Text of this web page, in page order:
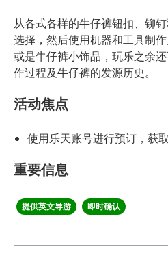
从各式各样的牛仔裤钮扣、铆
选择，然后使用机器和工具制
或是牛仔裤小饰品，玩乐之余
作过程及牛仔裤的发源历史。
活动焦点
使用乐天账号进行预订，获
重要信息
提供英文导游 即时确认